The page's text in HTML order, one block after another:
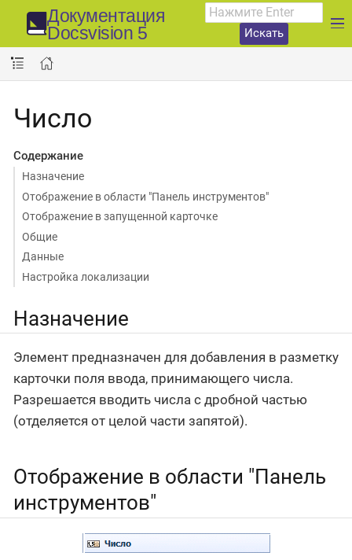
Документация
Docsvision 5
Искать
Число
Содержание
Назначение
Отображение в области "Панель инструментов"
Отображение в запущенной карточке
Общие
Данные
Настройка локализации
Назначение
Элемент предназначен для добавления в разметку
карточки поля ввода, принимающего числа.
Разрешается вводить числа с дробной частью
(отделяется от целой части запятой).
Отображение в области "Панель
инструментов"